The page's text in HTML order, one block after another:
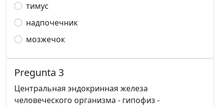
тимус
надпочечник
мозжечок
Pregunta 3
Центральная эндокринная железа
человеческого организма - гипофиз -